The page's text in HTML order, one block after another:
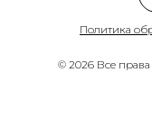
© 2026 Все
Политика